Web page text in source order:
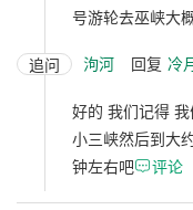
号游轮去巫峡大
追问 泃河 回复 冷
好的 我们记得
小三峡然后到大
钟左右吧评论